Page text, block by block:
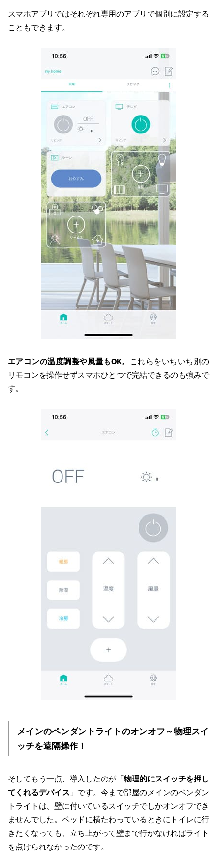
スマホアプリではそれぞれ専用のアプリで個別に設定する
こともできます。
エアコンの温度調整や風量もOK。
これらをいちいち別の
リモコンを操作せずスマホひとつで完結できるのも強みで
す。
メインのペンダントライトのオンオフ～物理スイ
ッチを遠隔操作！
そしてもう一点、導入したのが「物理的にスイッチを押し
てくれるデバイス 」です。今まで部屋のメインのペンダン
トライトは、壁に付いているスイッチでしかオンオフでき
ませんでした。ベッドに横たわっているときにトイレに行
きたくなっても、立ち上がって壁まで行かなければライト
を点けられなかったのです。